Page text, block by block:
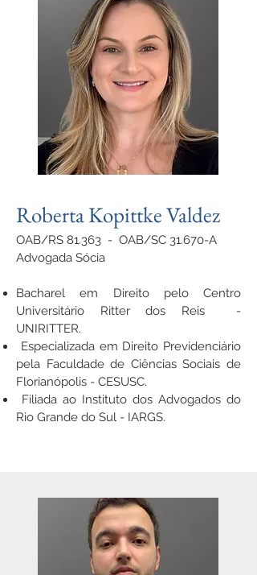
Roberta Kopittke Valdez
OAB/RS 81.363 - OAB/SC 31.670-A
Advogada Sócia
Bacharel em Direito pelo Centro
Universitário Ritter dos Reis -
UNIRITTER.
Especializada em Direito Previdenciário
pela Faculdade de Ciências Sociais de
Florianópolis - CESUSC.
Filiada ao Instituto dos Advogados do
Rio Grande do Sul - IARGS.